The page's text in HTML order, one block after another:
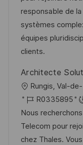
i
o
n
d
responsable de
systèmes
équipes
clients.
Architecte
L
o
c
a
t
Rungis, Val-
J
o
b
I
R0335895
Nous
Telecom pour
chez Thales.